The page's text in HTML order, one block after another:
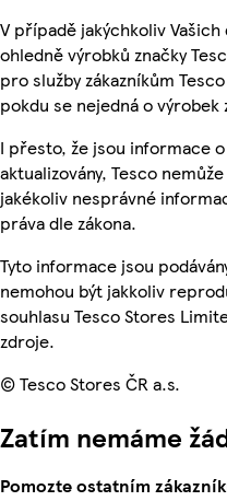
V případě jakýchkoliv
ohledně výrobků značky
pro služby zákazníkům
pokdu se nejedná o výrobek
I přesto, že jsou informace
aktualizovány, Tesco
jakékoliv nesprávné
práva dle zákona.
Tyto informace jsou
nemohou být jakkoliv
souhlasu Tesco Stores
zdroje.
© Tesco Stores ČR a.s.
Zatím nemáme
Pomozte ostatním